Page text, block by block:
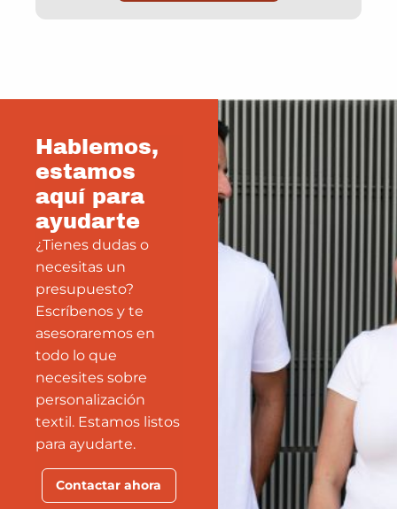
Hablemos,
estamos
aquí para
ayudarte
¿Tienes dudas o
necesitas un
presupuesto?
Escríbenos y te
asesoraremos en
todo lo que
necesites sobre
personalización
textil. Estamos listos
para ayudarte.
Contactar ahora